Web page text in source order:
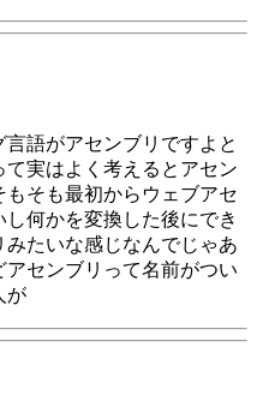
語がアセンブリですよと
実はよく考えるとアセン
そも最初からウェブアセ
何かを変換した後にでき
たいな感じなんでじゃあ
センブリって名前がつい
が